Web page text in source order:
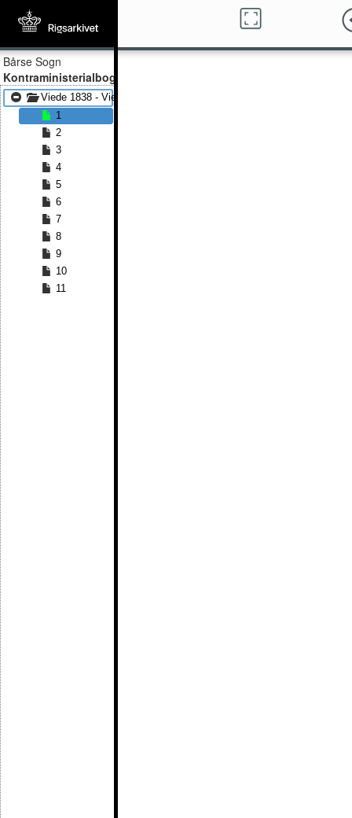
Bårse Sogn
Kontraministerialbog
Viede 1838 - Viede 1848
1
2
3
4
5
6
7
8
9
10
11